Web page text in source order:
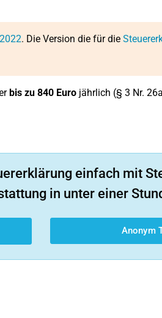
. Die Version die für die
bis zu 840 Euro jährlich (§ 3 Nr.
einfach mit
in unter einer
Anonym